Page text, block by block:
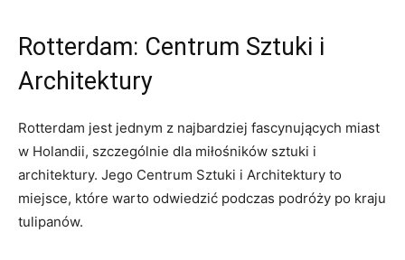
Rotterdam: Centrum Sztuki i
‌Architektury
Rotterdam jest jednym z najbardziej fascynujących miast
w Holandii, szczególnie dla miłośników sztuki i
architektury. Jego Centrum‍ Sztuki i Architektury to
miejsce, które ⁢warto odwiedzić podczas podróży po kraju
tulipanów.